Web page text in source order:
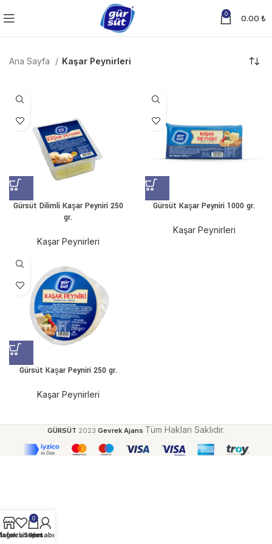
0 0.00 ₺
Ana Sayfa Kaşar Peynirleri
Gürsüt Dilimli Kaşar Peyniri 250
gr.
Kaşar Peynirleri
Gürsüt Kaşar Peyniri 1000 gr.
Kaşar Peynirleri
Gürsüt Kaşar Peyniri 250 gr.
Kaşar Peynirleri
GÜRSÜT 2023 Gevrek Ajans Tüm Hakları Saklıdır.
İstek Listem
0
Sepet
Hesabım